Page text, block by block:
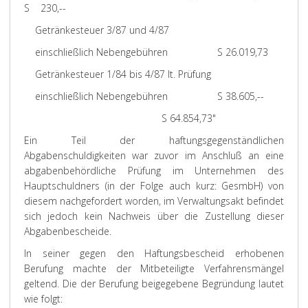
S 230,--
Getränkesteuer 3/87 und 4/87
einschließlich Nebengebühren S 26.019,73
Getränkesteuer 1/84 bis 4/87 lt. Prüfung
einschließlich Nebengebühren S 38.605,--
S 64.854,73"
Ein Teil der haftungsgegenständlichen
Abgabenschuldigkeiten war zuvor im Anschluß an eine
abgabenbehördliche Prüfung im Unternehmen des
Hauptschuldners (in der Folge auch kurz: GesmbH) von
diesem nachgefordert worden, im Verwaltungsakt befindet
sich jedoch kein Nachweis über die Zustellung dieser
Abgabenbescheide.
In seiner gegen den Haftungsbescheid erhobenen
Berufung machte der Mitbeteiligte Verfahrensmängel
geltend. Die der Berufung beigegebene Begründung lautet
wie folgt: